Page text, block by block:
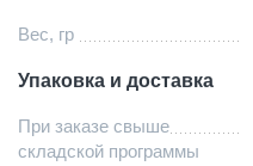
Вес, гр
Упаковка и доставка
При заказе свыше
складской программы